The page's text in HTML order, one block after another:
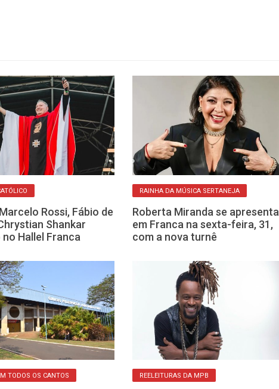
Rossi, Fábio de
Shankar
Hallel Franca
RAINHA DA MÚSICA SERTANEJA
Roberta Miranda se apresenta
em Franca na sexta-feira, 31,
com a nova turnê
TODOS OS CANTOS REELEITURAS DA MPB